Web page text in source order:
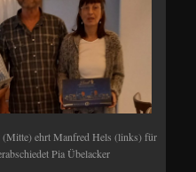
(Mitte) ehrt Manfred Hels (links) für
Pia Übelacker